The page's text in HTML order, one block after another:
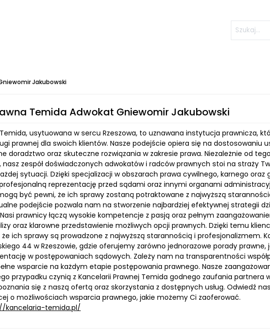
Jakubowski
Temida Adwokat Gniewomir Jakubowski
usytuowana w sercu Rzeszowa, to uznawana instytucja prawnicza,
prawnej dla swoich klientów. Nasze podejście opiera się na dostosowaniu
doradztwo oraz skuteczne rozwiązania w zakresie prawa. Niezależnie od
nasz zespół doświadczonych adwokatów i radców prawnych stoi na straży
sytuacji. Dzięki specjalizacji w obszarach prawa cywilnego, karnego oraz
reprezentację przed sądami oraz innymi organami
być pewni, że ich sprawy zostaną potraktowane z najwyższą
podejście pozwala nam na stworzenie najbardziej efektywnej strategii
prawnicy łączą wysokie kompetencje z pasją oraz pełnym
oraz klarowne przedstawienie możliwych opcji prawnych. Dzięki temu
że ich sprawy są prowadzone z najwyższą starannością i profesjonalizmem.
44 w Rzeszowie, gdzie oferujemy zarówno jednorazowe porady prawne,
w postępowaniach sądowych. Zależy nam na transparentności
wsparcie na każdym etapie postępowania prawnego. Nasze
przypadku czynią z Kancelarii Prawnej Temida godnego zaufania partnera
się z naszą ofertą oraz skorzystania z dostępnych usług. Odwiedź
o możliwościach wsparcia prawnego, jakie możemy Ci zaoferować.
kancelaria-temida.pl/